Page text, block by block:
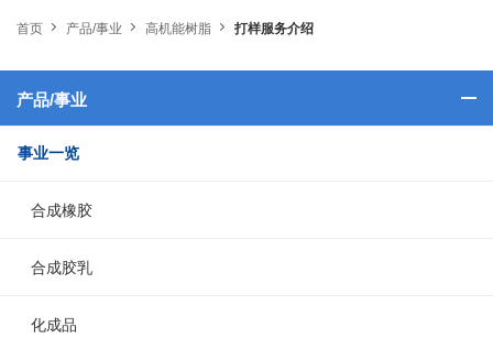
首页 产品/事业 高机能树脂 打样服务介绍
产品/事业
事业一览
合成橡胶
合成胶乳
化成品